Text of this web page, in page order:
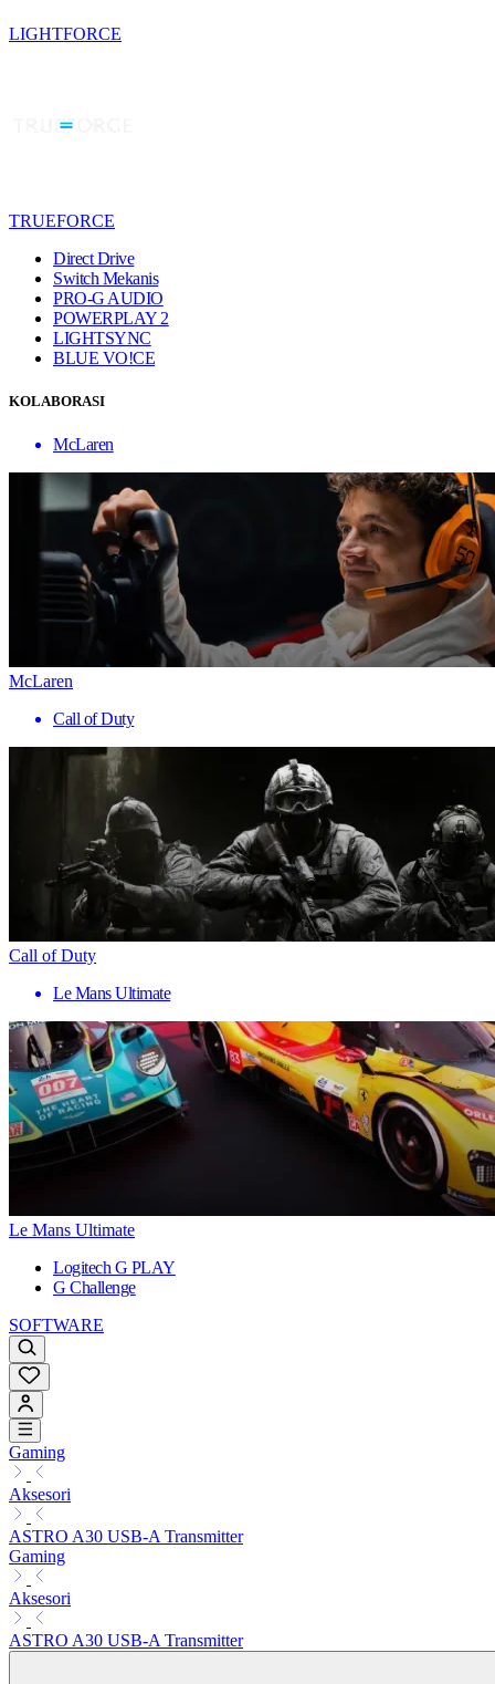
LIGHTFORCE
TRUEFORCE
Direct Drive
Switch Mekanis
PRO-G AUDIO
POWERPLAY 2
LIGHTSYNC
BLUE VO!CE
KOLABORASI
McLaren
McLaren
Call of Duty
Call of Duty
Le Mans Ultimate
Le Mans Ultimate
Logitech G PLAY
G Challenge
SOFTWARE
Gaming
Aksesori
ASTRO A30 USB-A Transmitter
Gaming
Aksesori
ASTRO A30 USB-A Transmitter